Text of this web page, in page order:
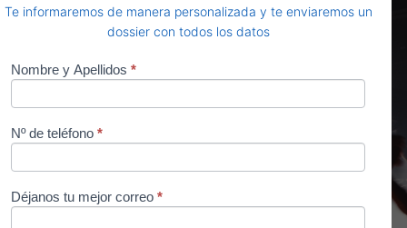
Te informaremos de manera personalizada y te enviaremos un
dossier con todos los datos
+ Info
Gestión
Nombre y Apellidos *
Nº de teléfono *
Déjanos tu mejor correo *
Si eres
humano,
este
campo
en